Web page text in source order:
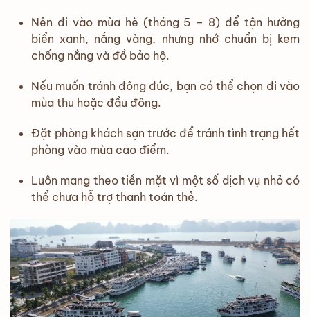
Nên đi vào mùa hè (tháng 5 – 8) để tận hưởng
biển xanh, nắng vàng, nhưng nhớ chuẩn bị kem
chống nắng và đồ bảo hộ.
Nếu muốn tránh đông đúc, bạn có thể chọn đi vào
mùa thu hoặc đầu đông.
Đặt phòng khách sạn trước để tránh tình trạng hết
phòng vào mùa cao điểm.
Luôn mang theo tiền mặt vì một số dịch vụ nhỏ có
thể chưa hỗ trợ thanh toán thẻ.